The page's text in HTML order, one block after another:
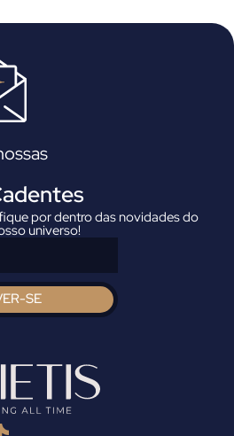
por dentro das novidades do
universo!
SE